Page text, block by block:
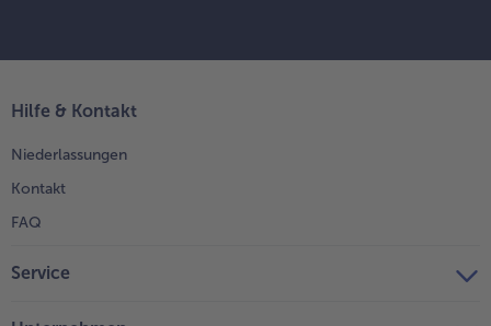
Hilfe & Kontakt
Niederlassungen
Kontakt
FAQ
Service